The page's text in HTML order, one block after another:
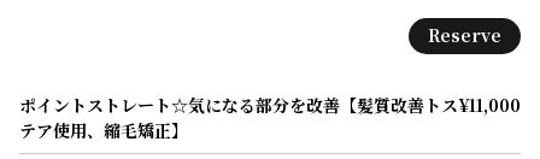
Reserve
ポイントストレート☆気になる部分を改善【髪質改善トス
テア使用、縮毛矯正】
¥11,000